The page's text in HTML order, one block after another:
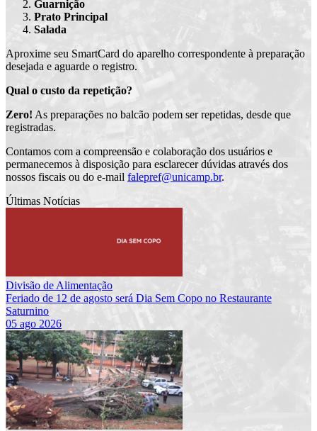
Guarnição
Prato Principal
Salada
Aproxime seu SmartCard do aparelho correspondente à preparação
desejada e aguarde o registro.
Qual o custo da repetição?
Zero! As preparações no balcão podem ser repetidas, desde que
registradas.
Contamos com a compreensão e colaboração dos usuários e
permanecemos à disposição para esclarecer dúvidas através dos
nossos fiscais ou do e-mail falepref@unicamp.br.
Últimas Notícias
Divisão de Alimentação
Feriado de 12 de agosto será Dia Sem Copo no Restaurante
Saturnino
05 ago 2026